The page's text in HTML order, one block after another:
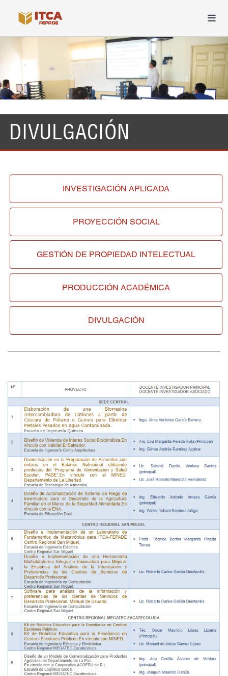
DIVULGACIÓN
INVESTIGACIÓNAPLICADA
PROYECCIÓN SOCIAL
GESTIÓN DE PROPIEDAD INTELECTUAL
PRODUCCIÓN ACADÉMICA
DIVULGACIÓN